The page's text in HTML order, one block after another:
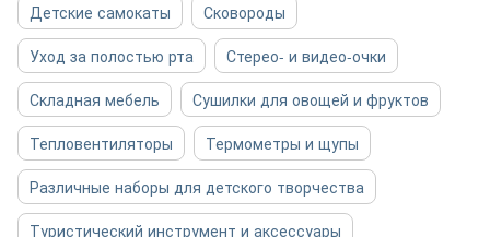
Детские самокаты
Сковороды
Уход за полостью рта
Стерео- и видео-очки
Складная мебель
Сушилки для овощей и фруктов
Тепловентиляторы
Термометры и щупы
Различные наборы для детского творчества
Туристический инструмент и аксессуары